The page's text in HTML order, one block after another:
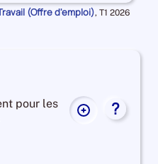
(Offre d'emploi), Données
T1 2026
pour les
Plus
?